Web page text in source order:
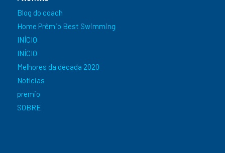
Blog do coach
Home Prêmio Best Swimming
INÍCIO
INÍCIO
Melhores da década 2020
Notícias
premio
SOBRE